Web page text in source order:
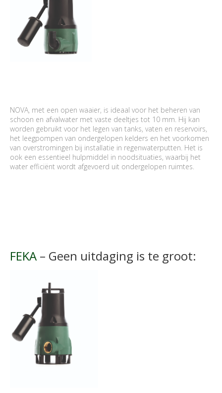
NOVA, met een open waaier, is ideaal voor het beheren van
schoon en afvalwater met vaste deeltjes tot 10 mm. Hij kan
worden gebruikt voor het legen van tanks, vaten en reservoirs,
het leegpompen van ondergelopen kelders en het voorkomen
van overstromingen bij installatie in regenwaterputten. Het is
ook een essentieel hulpmiddel in noodsituaties, waarbij het
water efficiënt wordt afgevoerd uit ondergelopen ruimtes.
FEKA – Geen uitdaging is te groot: